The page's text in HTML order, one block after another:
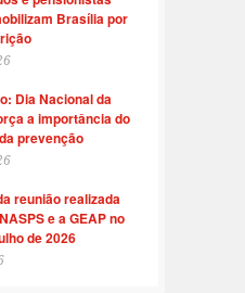
Brasília por
Dia Nacional da
a importância do
prevenção
reunião realizada
e a GEAP no
de 2026